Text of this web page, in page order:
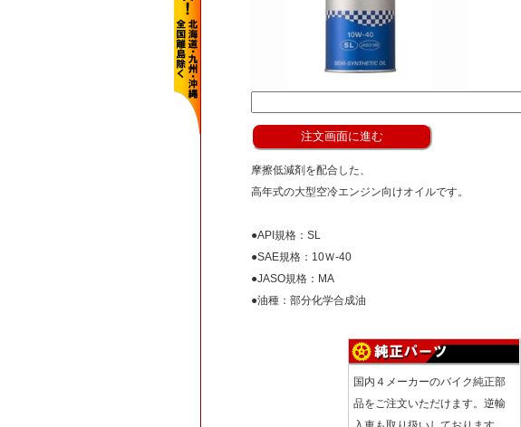
摩擦低減剤を配合した、
高年式の大型空冷エンジン向けオイルです。
●API規格：SL
●SAE規格：10Ｗ-40
●JASO規格：MA
●油種：部分化学合成油
国内４メーカーのバイク純正部
品をご注文いただけます。逆輸